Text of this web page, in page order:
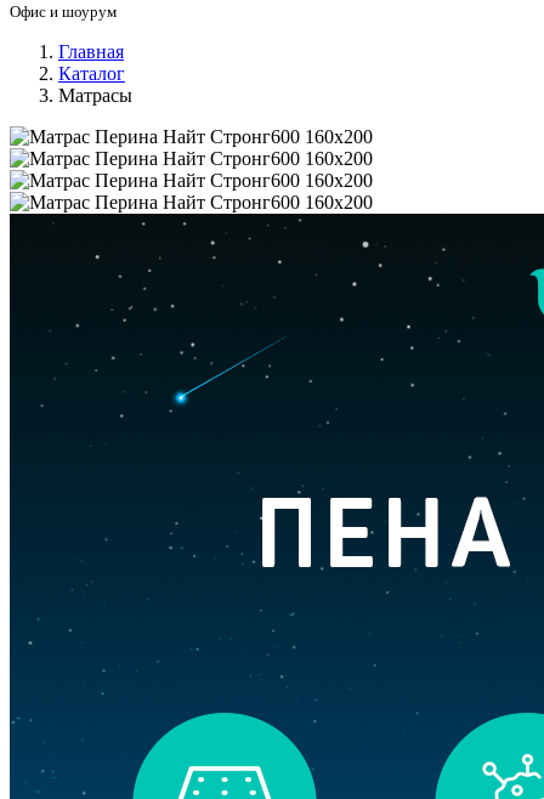
Офис и шоурум
Главная
Каталог
Матрасы